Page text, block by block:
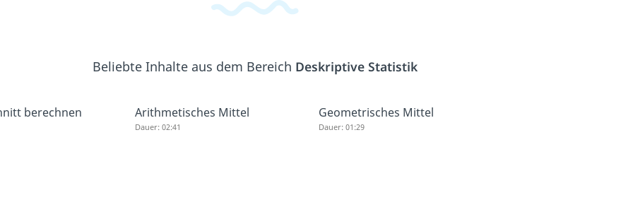
Beliebte Inhalte aus dem Bereich Deskriptive Statistik
berechnen Arithmetisches Mittel
Dauer: 02:41
Geometrisches Mittel
Dauer: 01:29